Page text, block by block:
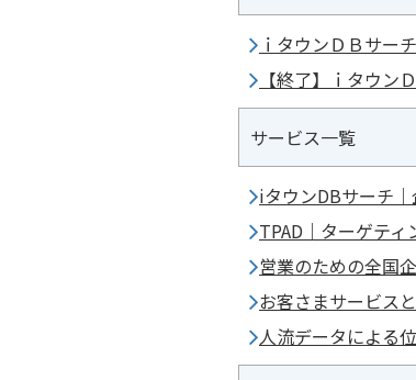
ｉタウンＤＢサー
【終了】ｉタウン
サービス一覧
iタウンDBサーチ
TPAD｜ターゲテ
営業のための全国
お客さまサービス
人流データによる